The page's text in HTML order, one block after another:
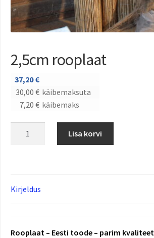
2,5cm rooplaat
37,20€
30,00 € käibemaksuta
7,20 € käibemaks
Lisa korvi
Kirjeldus
Rooplaat – Eesti toode – parim kvaliteet